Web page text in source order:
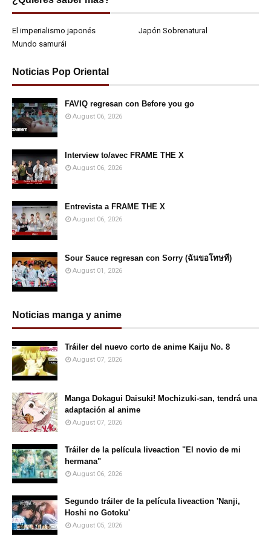
El imperialismo japonés
Japón Sobrenatural
Mundo samurái
Noticias Pop Oriental
FAVIQ regresan con Before you go
August 06, 2026
Interview to/avec FRAME THE X
August 06, 2026
Entrevista a FRAME THE X
August 06, 2026
Sour Sauce regresan con Sorry (ฉันขอโทษที)
August 01, 2026
Noticias manga y anime
Tráiler del nuevo corto de anime Kaiju No. 8
August 07, 2026
Manga Dokagui Daisuki! Mochizuki-san, tendrá una
adaptación al anime
August 07, 2026
Tráiler de la película liveaction "El novio de mi
hermana"
August 06, 2026
Segundo tráiler de la película liveaction 'Nanji,
Hoshi no Gotoku'
August 05, 2026